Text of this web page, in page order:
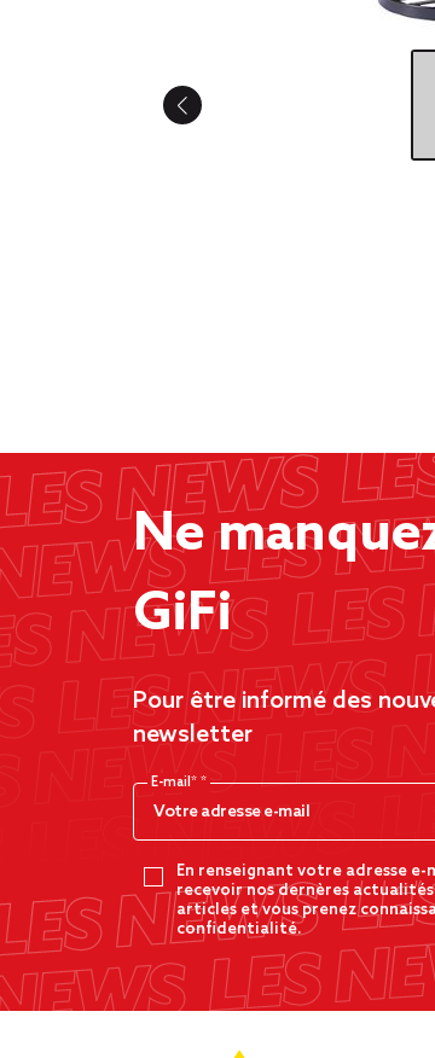
Ne
GiFi
Pour être informé des
newsletter
E-mail*
En renseignant votre adresse e-
recevoir nos dernères
articles et vous prenez
confidentialité.